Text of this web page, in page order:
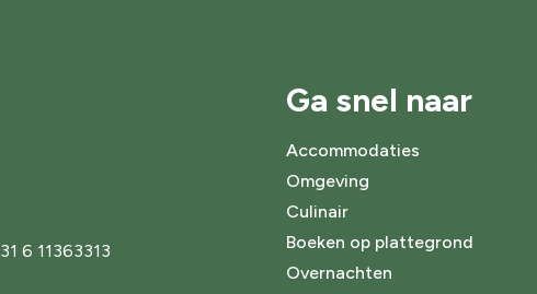
6 11363313
Ga snel naar
Accommodaties
Omgeving
Culinair
Boeken op plattegrond
Overnachten